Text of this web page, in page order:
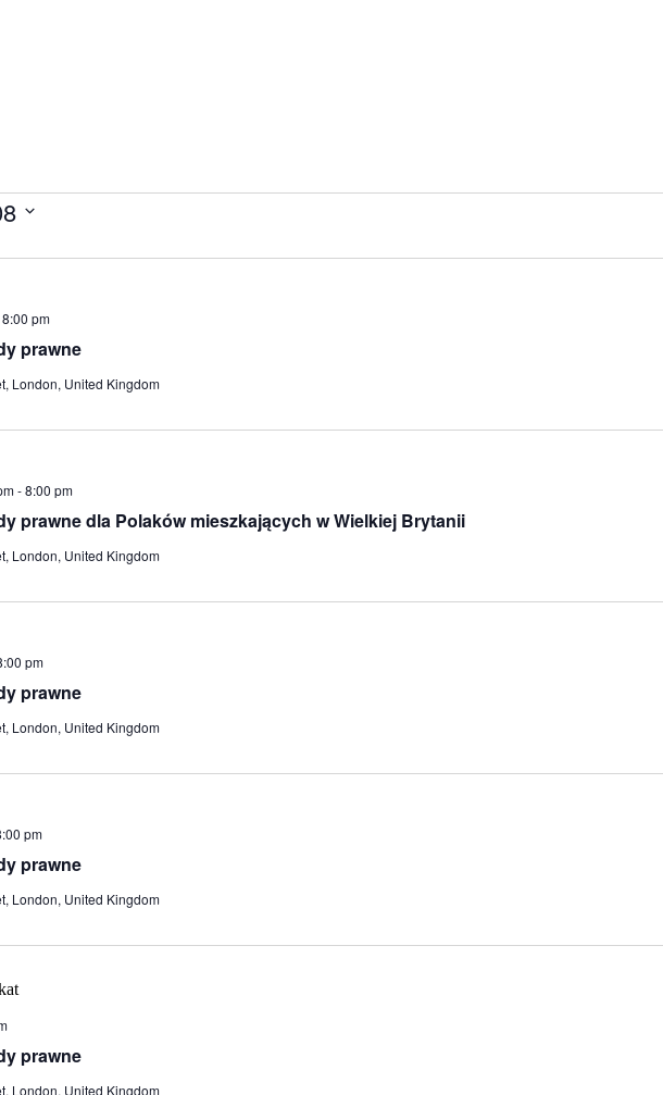
prawne
8:00 pm
London, United Kingdom
prawne dla Polaków mieszkających w Wielkiej Brytanii
-8:00 pm
London, United Kingdom
prawne
pm
London, United Kingdom
prawne
pm
London, United Kingdom
prawne
London, United Kingdom